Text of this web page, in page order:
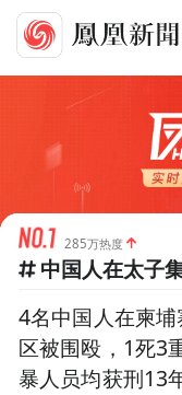
285万热度
中国人在太子
4名中国人在柬
区被围殴，1死3
暴人员均获刑13